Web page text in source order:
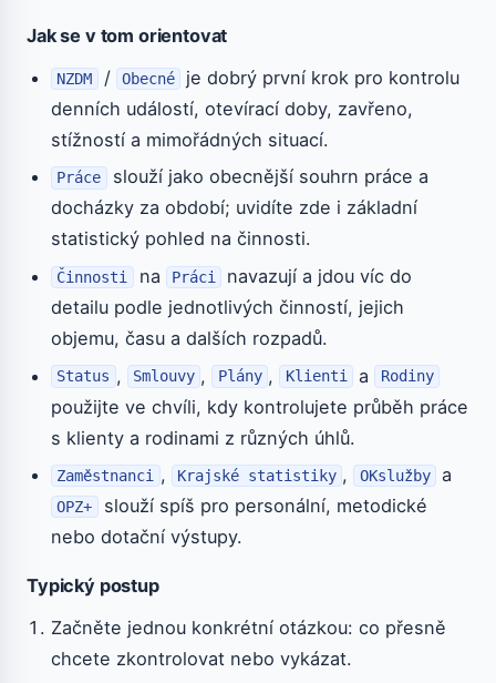
Jak se v tom orientovat
NZDM / Obecné
je dobrý první krok pro kontrolu
denních událostí, otevírací doby, zavřeno,
stížností a mimořádných situací.
Práce
slouží jako obecnější souhrn práce a
docházky za období; uvidíte zde i základní
statistický pohled na činnosti.
Činnosti na Práci
navazují a jdou víc do
detailu podle jednotlivých činností, jejich
objemu, času a dalších rozpadů.
Status , Smlouvy , Plány , Klienti a Rodiny
použijte ve chvíli, kdy kontrolujete průběh práce
s klienty a rodinami z různých úhlů.
Zaměstnanci , Krajské statistiky , OKslužby a
OPZ+
slouží spíš pro personální, metodické
nebo dotační výstupy.
Typický postup
Začněte jednou konkrétní otázkou: co přesně
chcete zkontrolovat nebo vykázat.